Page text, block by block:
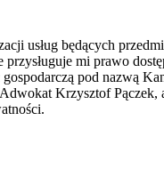
usług będących
mi prawo
pod nazwą
Krzysztof